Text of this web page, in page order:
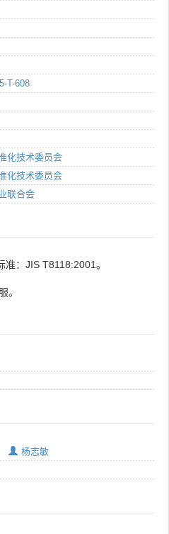
T-608
化技术委员会
化技术委员会
联合会
：JIS T8118:2001。
。
杨志敏